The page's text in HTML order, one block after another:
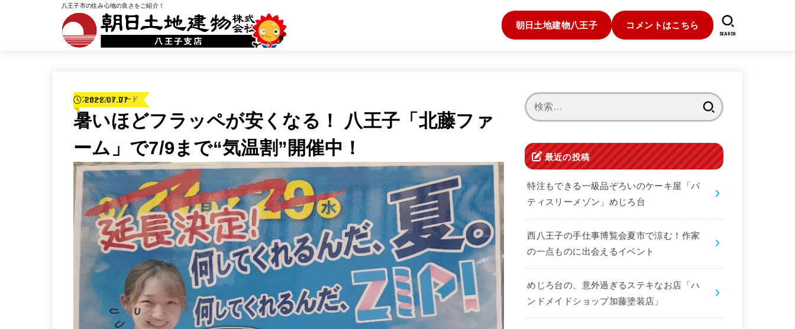
八王子市の住み心地の良さをご紹介！
朝日土地建物八王子 コメントはこちら
SEARCH
ファーストフード
2022.07.07
暑いほどフラッペが安くなる！ 八王子「北藤ファ
ーム」で7/9まで“気温割”開催中！
最近の投稿
特注もできる一級品ぞろいのケーキ屋「パ
ティスリーメゾン」めじろ台
西八王子の手仕事博覧会夏市で涼む！作家
の一点ものに出会えるイベント
めじろ台の、意外過ぎるステキなお店「ハ
ンドメイドショップ加藤塗装店」